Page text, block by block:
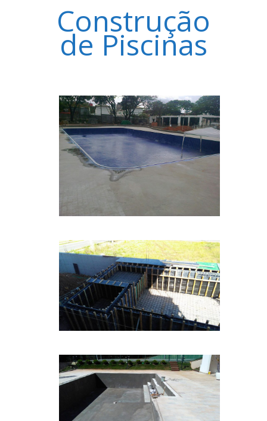
Construção
de Piscinas